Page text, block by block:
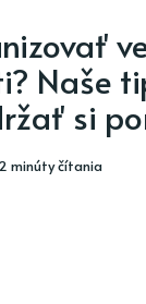
Naše
si
minúty čítania